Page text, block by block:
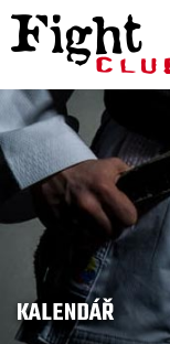
KALENDÁŘ